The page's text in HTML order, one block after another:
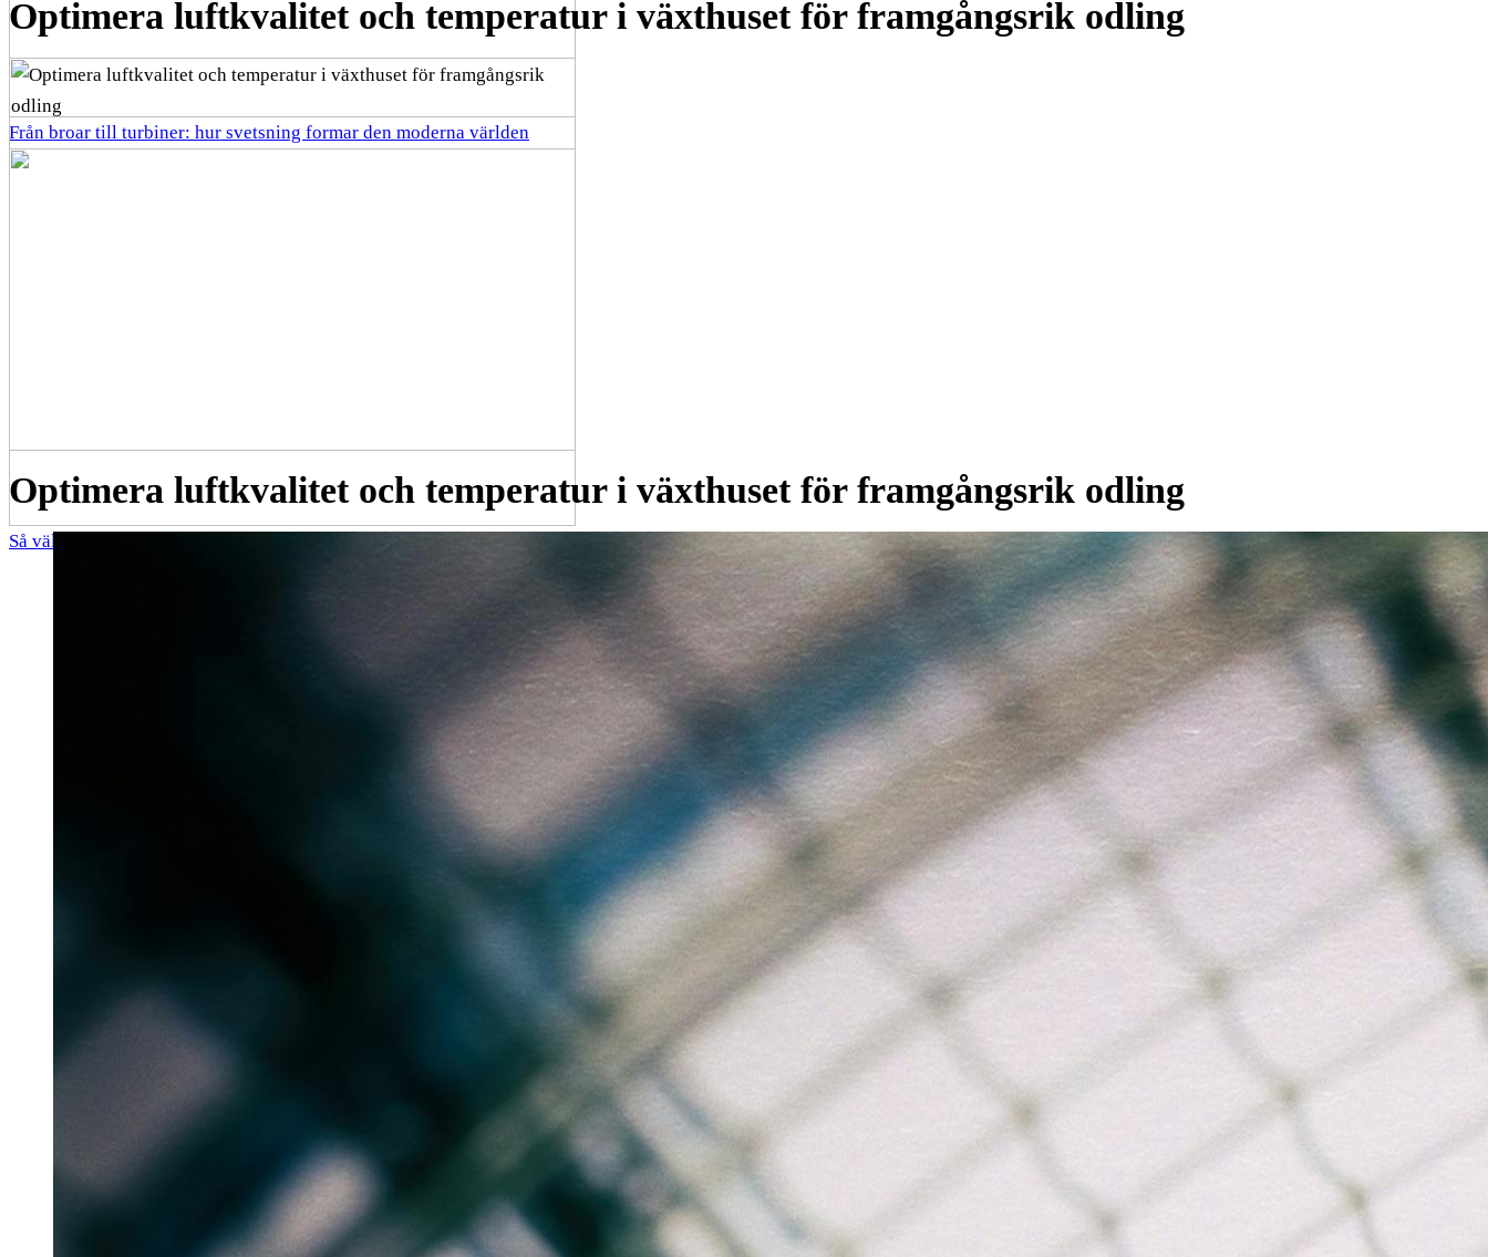
Från broar till turbiner: hur svetsning formar den moderna världen
Så väljer du rätt LED-lampor till ditt hem
Optimera luftkvalitet och temperatur i växthuset för framgångsrik odling
Optimera luftkvalitet och temperatur i växthuset för framgångsrik odling